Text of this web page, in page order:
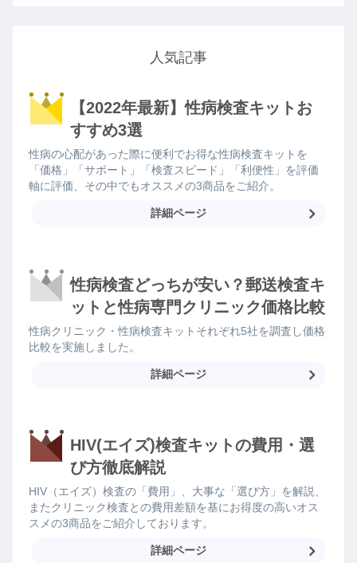
人気記事
【2022年最新】性病検査キットお
すすめ3選
性病の心配があった際に便利でお得な性病検査キットを
「価格」「サポート」「検査スピード」「利便性」を評価
軸に評価、その中でもオススメの3商品をご紹介。
詳細ページ
性病検査どっちが安い？郵送検査キ
ットと性病専門クリニック価格比較
性病クリニック・性病検査キットそれぞれ5社を調査し価格
比較を実施しました。
詳細ページ
HIV(エイズ)検査キットの費用・選
び方徹底解説
HIV（エイズ）検査の「費用」、大事な「選び方」を解説、
またクリニック検査との費用差額を基にお得度の高いオス
スメの3商品をご紹介しております。
詳細ページ